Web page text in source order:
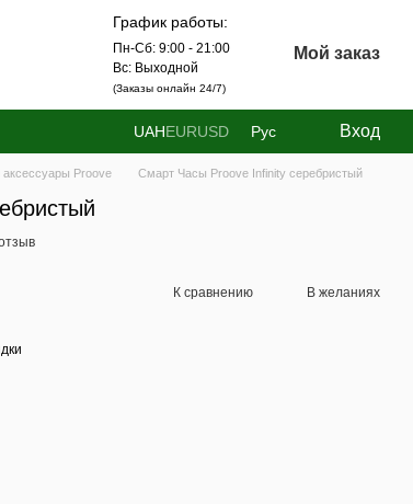
График работы:
Пн-Сб: 9:00 - 21:00
Вс: Выходной
(Заказы онлайн 24/7)
Мой заказ
UAHEURUSD Рус Вход
Proove Смарт Часы Proove Infinity серебристый
К сравнению В желаниях